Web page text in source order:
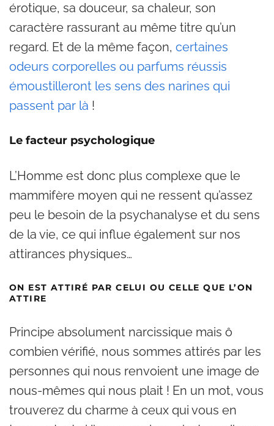
érotique, sa douceur, sa chaleur, son
caractère rassurant au même titre qu’un
regard. Et de la même façon, certaines
odeurs corporelles ou parfums réussis
émoustilleront les sens des narines qui
passent par là !
Le facteur psychologique
L’Homme est donc plus complexe que le
mammifère moyen qui ne ressent qu’assez
peu le besoin de la psychanalyse et du sens
de la vie, ce qui influe également sur nos
attirances physiques…
ON EST ATTIRÉ PAR CELUI OU CELLE QUE L’ON
ATTIRE
Principe absolument narcissique mais ô
combien vérifié, nous sommes attirés par les
personnes qui nous renvoient une image de
nous-mêmes qui nous plait ! En un mot, vous
trouverez du charme à ceux qui vous en